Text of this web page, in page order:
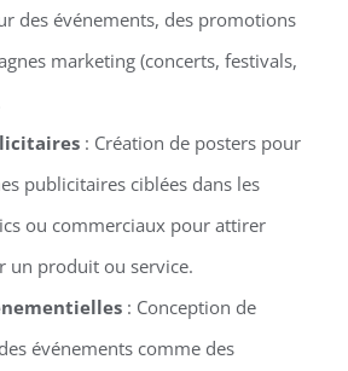
des événements, des promotions
marketing (concerts, festivals,
: Création de posters pour
publicitaires ciblées dans les
ou commerciaux pour attirer
un produit ou service.
: Conception de
événements comme des